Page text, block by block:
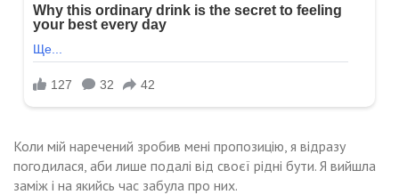
Коли мій наречений зробив мені пропозицію, я відразу
погодилася, аби лише подалі від своєї рідні бути. Я вийшла
заміж і на якийсь час забула про них.